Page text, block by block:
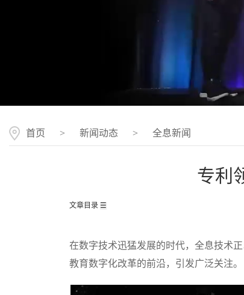
首页 > 新闻动态 > 全息新闻
专利
文章目录 ☰
在数字技术迅猛发展的时代，全息技术
教育数字化改革的前沿，引发广泛关注。